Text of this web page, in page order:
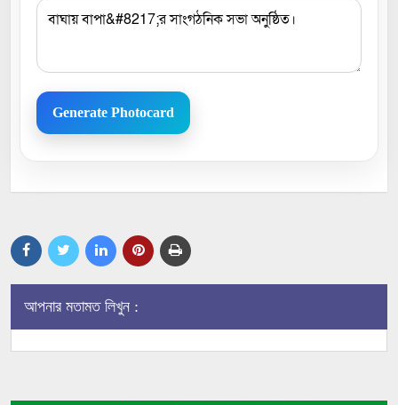
Generate Photocard
আপনার মতামত লিখুন :